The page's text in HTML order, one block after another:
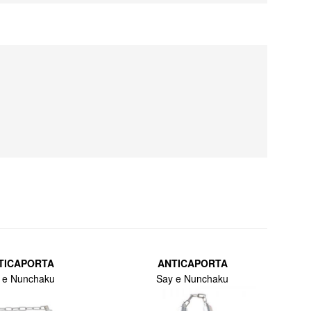
Nunchaku
ANTICAPORTA
Say e Nunchaku